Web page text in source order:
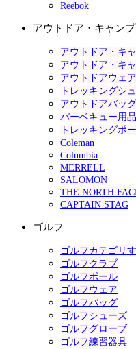
Reebok
アウトドア・キャン
アウトドア・キ
アウトドア・キ
アウトドアウェア
トレッキングシ
アウトドアバッグ
バーベキュー用品
トレッキングポ
Coleman
Columbia
MERRELL
SALOMON
THE NORTH
CAPTAIN STAG
ゴルフ
ゴルフカテゴリ
ゴルフクラブ
ゴルフボール
ゴルフウェア
ゴルフバッグ
ゴルフシューズ
ゴルフグローブ
ゴルフ練習器具